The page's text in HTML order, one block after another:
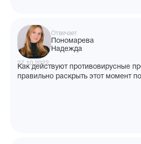
Отвечает
Пономарева
Надежда
27.10.2022
Как действуют противовирусные
правильно раскрыть этот момент